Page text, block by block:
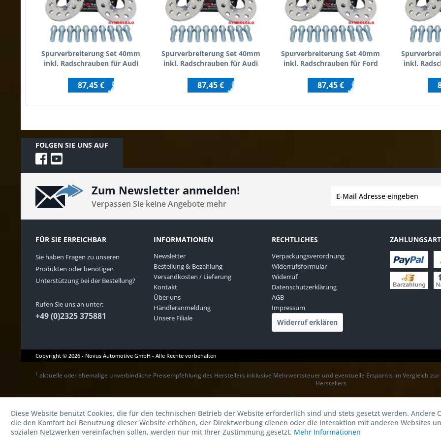
Spurverbreiterung Set 40mm
inkl. Radschrauben für Audi
87,45 €
Spurverbreiterung Set 40mm
inkl. Radschrauben für Audi
87,45 €
Spurverbreiterung Set 40mm
inkl. Radschrauben für Ford
87,45 €
inkl.
FOLGEN SIE UNS AUF
Zum Newsletter anmelden!
Verpassen Sie keine Angebote mehr
FÜR SIE ERREICHBAR
Sie haben Fragen zu unseren
Produkten oder benötigen
Unterstützung bei der Bestellung?
Rufen Sie uns an unter:
+49 (0)2325 375881
INFORMATIONEN
Newsletter
Bestellung & Bezahlung
Versandkosten / Lieferung
Kontakt
Über uns
Händleranmeldung
Unsere Filiale
RECHTLICHES
Verpackungsverordnung
Widerrufsformular
Widerruf
Datenschutzerklärung
AGB
Impressum
Widerruf erklären
Copyright © 2026 - Novus Automotive GmbH - Alle Rechte vorbehalten
1 aktuelle oder ehemalige unverbindliche Preisempfehlung des Herstellers inklusive Mehrwertsteuer und eventuelle Ersparnis im Vergleich
Herstellers
Diese Website benutzt Cookies, die für den technischen Betrieb der Website erforderlich sind und stets gesetzt werden. Andere
die den Komfort bei Benutzung dieser Website erhöhen, der Direktwerbung dienen oder die Interaktion mit anderen Websites
sozialen Netzwerken vereinfachen sollen, werden nur mit Ihrer Zustimmung gesetzt. Mehr Informationen